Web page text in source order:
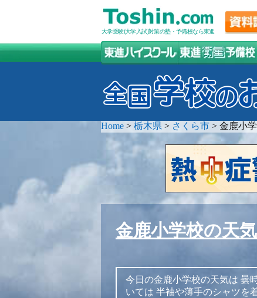
大学受験(大学入試)対策の塾・予備校なら東進
Home > 栃木県 > さくら市 > 金鹿小
金鹿小学校の天気
今日の金鹿小学校の天気は 曇
いては 半袖や薄手のシャツを